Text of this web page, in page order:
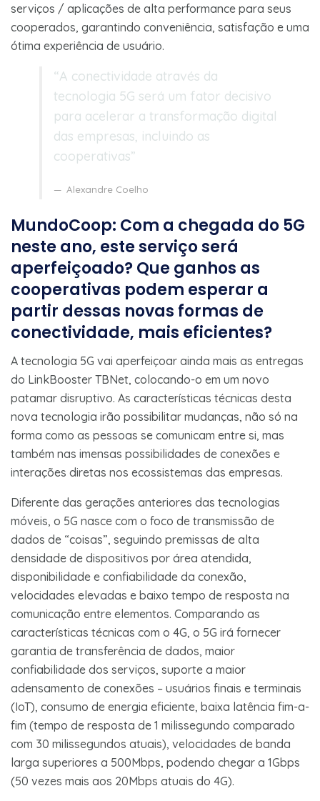
serviços / aplicações de alta performance para seus
cooperados, garantindo conveniência, satisfação e uma
ótima experiência de usuário.
“A conectividade através da
tecnologia 5G será um fator decisivo
para acelerar a transformação digital
das empresas, incluindo as
cooperativas”
Alexandre Coelho
MundoCoop: Com a chegada do 5G
neste ano, este serviço será
aperfeiçoado? Que ganhos as
cooperativas podem esperar a
partir dessas novas formas de
conectividade, mais eficientes?
A tecnologia 5G vai aperfeiçoar ainda mais as entregas
do LinkBooster TBNet, colocando-o em um novo
patamar disruptivo. As características técnicas desta
nova tecnologia irão possibilitar mudanças, não só na
forma como as pessoas se comunicam entre si, mas
também nas imensas possibilidades de conexões e
interações diretas nos ecossistemas das empresas.
Diferente das gerações anteriores das tecnologias
móveis, o 5G nasce com o foco de transmissão de
dados de “coisas”, seguindo premissas de alta
densidade de dispositivos por área atendida,
disponibilidade e confiabilidade da conexão,
velocidades elevadas e baixo tempo de resposta na
comunicação entre elementos. Comparando as
características técnicas com o 4G, o 5G irá fornecer
garantia de transferência de dados, maior
confiabilidade dos serviços, suporte a maior
adensamento de conexões – usuários finais e terminais
(IoT), consumo de energia eficiente, baixa latência fim-a-
fim (tempo de resposta de 1 milissegundo comparado
com 30 milissegundos atuais), velocidades de banda
larga superiores a 500Mbps, podendo chegar a 1Gbps
(50 vezes mais aos 20Mbps atuais do 4G).